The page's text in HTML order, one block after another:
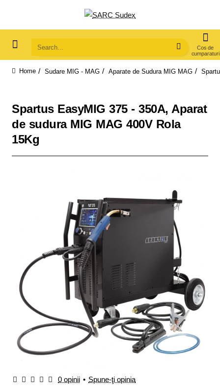
Search...
Sudare MIG - MAG Aparate de Sudura MIG MAG
Spartus EasyMIG 375 - 350A, Aparat
de sudura MIG MAG 400V Rola
15Kg
0 opinii • Spune-ţi opinia